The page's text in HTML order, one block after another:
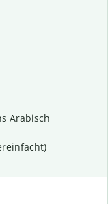
Arabisch